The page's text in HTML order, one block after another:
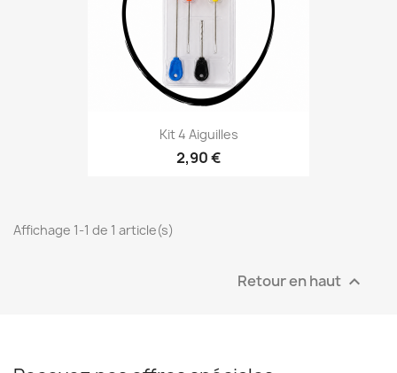
Kit 4 Aiguilles
2,90 €
Affichage 1-1 de 1 article(s)
Retour en haut 